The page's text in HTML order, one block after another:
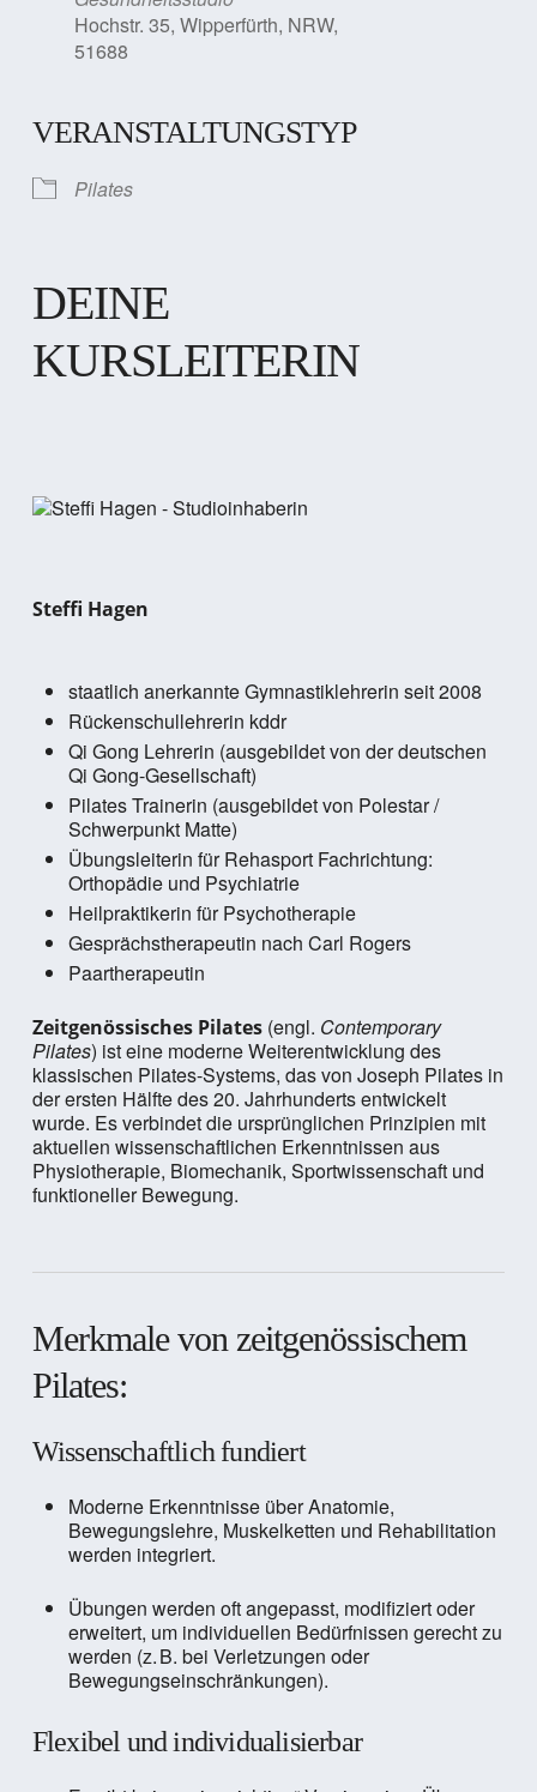
Hochstr. 35, Wipperfürth, NRW,
51688
VERANSTALTUNGSTYP
Pilates
DEINE
KURSLEITERIN
Steffi Hagen
staatlich anerkannte Gymnastiklehrerin seit 2008
Rückenschullehrerin kddr
Qi Gong Lehrerin (ausgebildet von der deutschen
Qi Gong-Gesellschaft)
Pilates Trainerin (ausgebildet von Polestar /
Schwerpunkt Matte)
Übungsleiterin für Rehasport Fachrichtung:
Orthopädie und Psychiatrie
Heilpraktikerin für Psychotherapie
Gesprächstherapeutin nach Carl Rogers
Paartherapeutin
Zeitgenössisches Pilates(engl. Contemporary
Pilates) ist eine moderne Weiterentwicklung des
klassischen Pilates-Systems, das von Joseph Pilates in
der ersten Hälfte des 20. Jahrhunderts entwickelt
wurde. Es verbindet die ursprünglichen Prinzipien mit
aktuellen wissenschaftlichen Erkenntnissen aus
Physiotherapie, Biomechanik, Sportwissenschaft und
funktioneller Bewegung.
Merkmale von zeitgenössischem
Pilates:
Wissenschaftlich fundiert
Moderne Erkenntnisse über Anatomie,
Bewegungslehre, Muskelketten und Rehabilitation
werden integriert.
Übungen werden oft angepasst, modifiziert oder
erweitert, um individuellen Bedürfnissen gerecht zu
werden (z. B. bei Verletzungen oder
Bewegungseinschränkungen).
Flexibel und individualisierbar